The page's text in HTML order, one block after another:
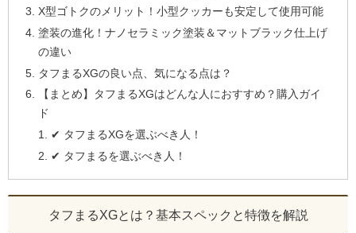
X型ゴトクのメリット！小型クッカーも安定して使用可能
塗装の進化！ナノセラミック塗装＆マットブラック仕上げ
の違い
タフまるXGの良い点、気になる点は？
【まとめ】タフまるXGはどんな人におすすめ？購入ガイ
ド
✔ タフまるXGを選ぶべき人！
✔ タフまるを選ぶべき人！
タフまるXGとは？基本スペックと特徴を解説